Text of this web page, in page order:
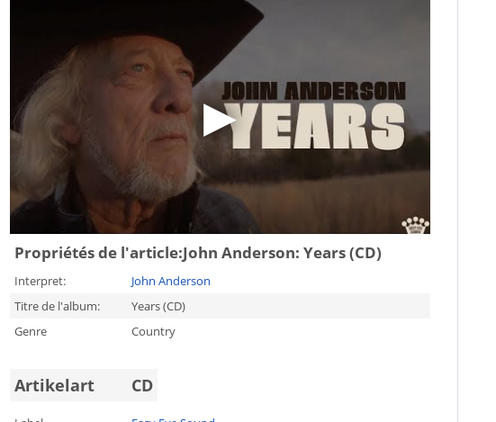
Propriétés de l'article:John Anderson: Years (CD)
Interpret:
John Anderson
Titre de l'album:
Years (CD)
Genre
Country
Artikelart CD